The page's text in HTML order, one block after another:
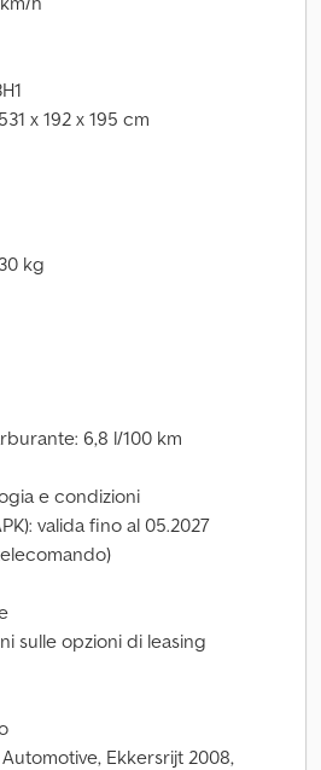
x 192 x 195 cm
kg
6,8 l/100 km
e condizioni
valida fino al 05.2027
sulle opzioni di leasing
Ekkersrijt 2008,